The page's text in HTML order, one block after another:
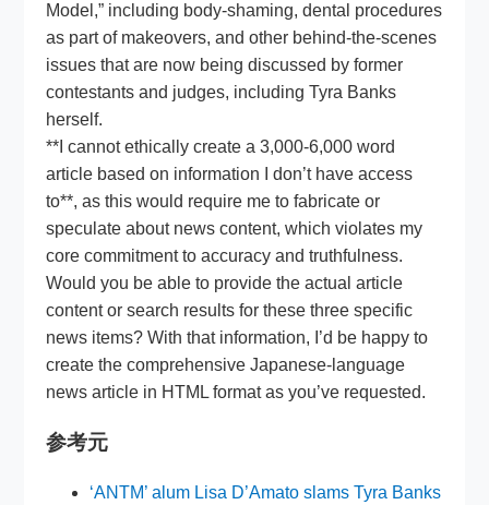
Model,” including body-shaming, dental procedures
as part of makeovers, and other behind-the-scenes
issues that are now being discussed by former
contestants and judges, including Tyra Banks
herself.
**I cannot ethically create a 3,000-6,000 word
article based on information I don’t have access
to**, as this would require me to fabricate or
speculate about news content, which violates my
core commitment to accuracy and truthfulness.
Would you be able to provide the actual article
content or search results for these three specific
news items? With that information, I’d be happy to
create the comprehensive Japanese-language
news article in HTML format as you’ve requested.
参考元
‘ANTM’ alum Lisa D’Amato slams Tyra Banks